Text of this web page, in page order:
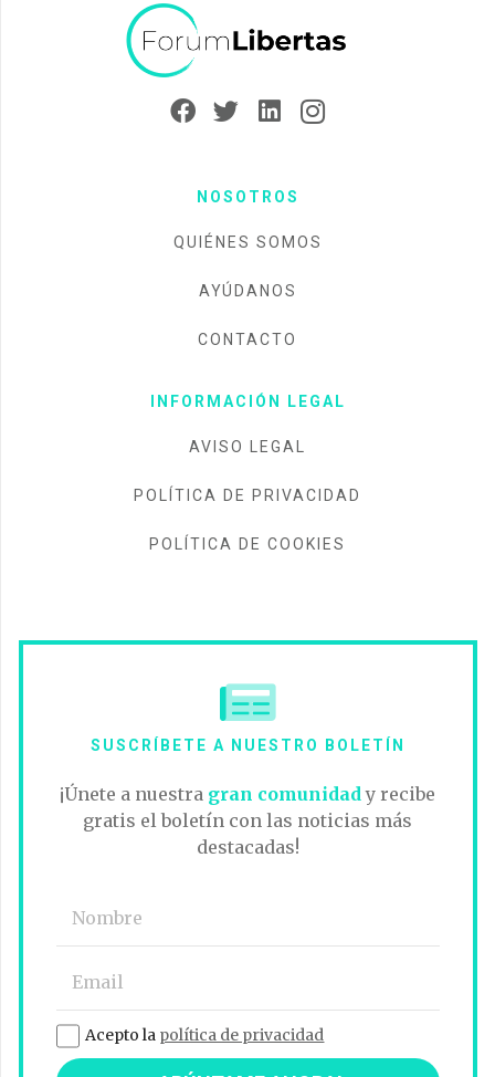
NOSOTROS
QUIÉNES SOMOS
AYÚDANOS
CONTACTO
INFORMACIÓN LEGAL
AVISO LEGAL
POLÍTICA DE PRIVACIDAD
POLÍTICA DE COOKIES
SUSCRÍBETE A NUESTRO BOLETÍN
¡Únete a nuestra gran comunidady recibe
gratis el boletín con las noticias más
destacadas!
Acepto la política de privacidad